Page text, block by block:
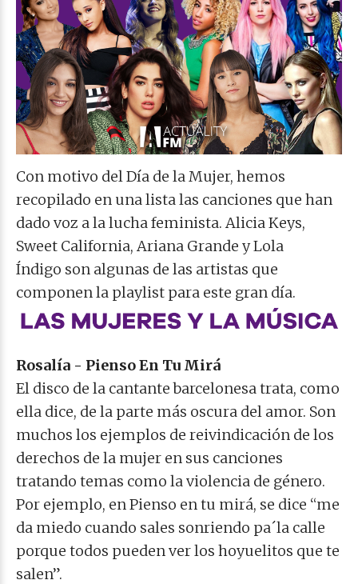
Con motivo del Día de la Mujer, hemos
recopilado en una lista las canciones que han
dado voz a la lucha feminista. Alicia Keys,
Sweet California, Ariana Grande yLola
Índigo son algunas de las artistas que
componen la playlist para este gran día.
Rosalía - Pienso En Tu Mirá
El disco de la cantante barcelonesa trata, como
ella dice, de la parte más oscura del amor. Son
muchos los ejemplos de reivindicación de los
derechos de la mujer en sus canciones
tratando temas como la violencia de género.
Por ejemplo, en Pienso en tu mirá, se dice “me
da miedo cuando sales sonriendo pa´la calle
porque todos pueden ver los hoyuelitos que te
salen”.